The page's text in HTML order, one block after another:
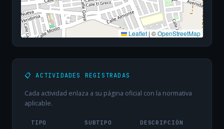
Leaflet | ©OpenStreetMap
📋 ACTIVIDADES REGISTRADAS
Cada actividad enlaza a su página oficial con la normativa
aplicable.
TIPO SUBTIPO DESCRIPCIÓN